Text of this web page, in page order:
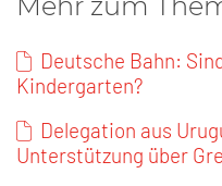
Deutsche Bahn:
Kindergarten?
Delegation aus
Unterstützung über